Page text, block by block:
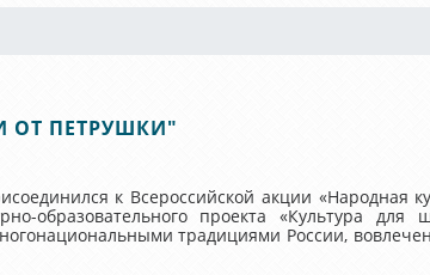
ОТ ПЕТРУШКИ"
к Всероссийской акции «Народная
образовательного проекта «Культура
традициями России,